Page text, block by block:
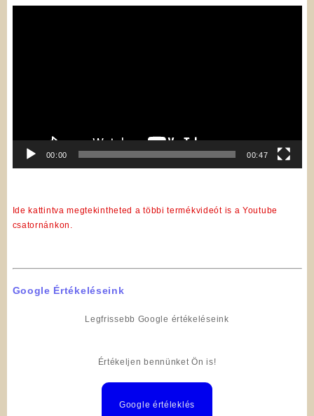
00:00 00:47
Ide kattintva megtekintheted a többi termékvideót is a Youtube
csatornánkon.
Google Értékeléseink
Legfrissebb Google értékeléseink
Értékeljen bennünket Ön is!
Google értéleklés